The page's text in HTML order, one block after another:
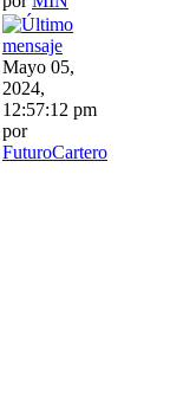
Mayo 05,
2024,
12:57:12 pm
por
FuturoCartero